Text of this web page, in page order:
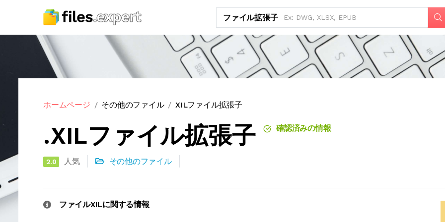
ファイル拡張子
ホームページ その他のファイル XILファイル拡張子
.XILファイル拡張子 確認済みの情報
2.0 人気 その他のファイル
ファイルXILに関する情報